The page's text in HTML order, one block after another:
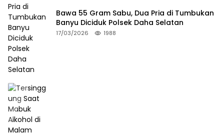
Bawa 55 Gram Sabu, Dua Pria di Tumbukan
Banyu Diciduk Polsek Daha Selatan
17/03/2026 1988